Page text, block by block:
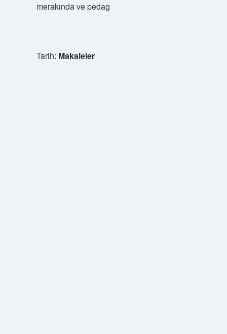
merakında ve pedag
Tarih: Makaleler